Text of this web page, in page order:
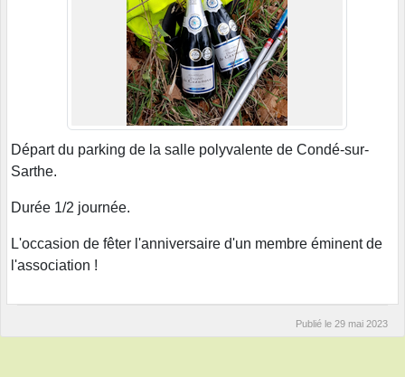
Départ du parking de la salle polyvalente de Condé-sur-
Sarthe.
Durée 1/2 journée.
L'occasion de fêter l'anniversaire d'un membre éminent de
l'association !
Publié le 29 mai 2023